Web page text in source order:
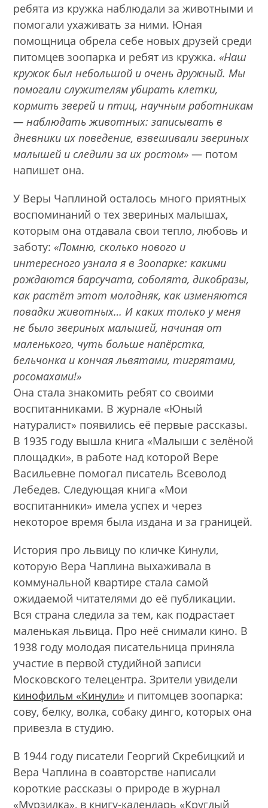
ребята из кружка наблюдали за животными и
помогали ухаживать за ними. Юная
помощница обрела себе новых друзей среди
питомцев зоопарка и ребят из кружка. «Наш
кружок был небольшой и очень дружный. Мы
помогали служителям убирать клетки,
кормить зверей и птиц, научным работникам
— наблюдать животных: записывать в
дневники их поведение, взвешивали звериных
малышей и следили за их ростом» — потом
напишет она.
У Веры Чаплиной осталось много приятных
воспоминаний о тех звериных малышах,
которым она отдавала свои тепло, любовь и
заботу: «Помню, сколько нового и
интересного узнала я в Зоопарке: какими
рождаются барсучата, соболята, дикобразы,
как растёт этот молодняк, как изменяются
повадки животных… И каких только у меня
не было звериных малышей, начиная от
маленького, чуть больше напёрстка,
бельчонка и кончая львятами, тигрятами,
росомахами!»
Она стала знакомить ребят со своими
воспитанниками. В журнале «Юный
натуралист» появились её первые рассказы.
В 1935 году вышла книга «Малыши с зелёной
площадки», в работе над которой Вере
Васильевне помогал писатель Всеволод
Лебедев. Следующая книга «Мои
воспитанники» имела успех и через
некоторое время была издана и за границей.
История про львицу по кличке Кинули,
которую Вера Чаплина выхаживала в
коммунальной квартире стала самой
ожидаемой читателями до её публикации.
Вся страна следила за тем, как подрастает
маленькая львица. Про неё снимали кино. В
1938 году молодая писательница приняла
участие в первой студийной записи
Московского телецентра. Зрители увидели
кинофильм «Кинули» и питомцев зоопарка:
сову, белку, волка, собаку динго, которых она
привезла в студию.
В 1944 году писатели Георгий Скребицкий и
Вера Чаплина в соавторстве написали
короткие рассказы о природе в журнал
«Мурзилка», в книгу-календарь «Круглый